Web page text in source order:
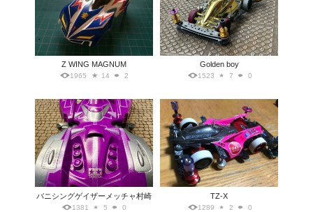
Z WING MAGNUM
1965 14 2
Golden boy
1523 7 0
バニシングゲイザーメッチャ村崎
1381 5 0
TZ-X
1289 2 0